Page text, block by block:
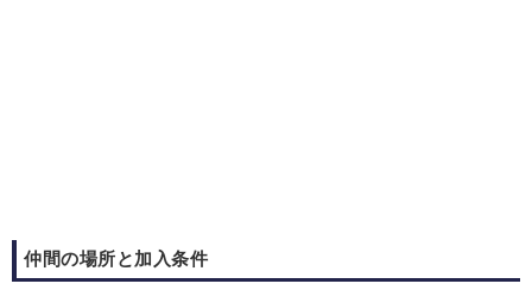
仲間の場所と加入条件